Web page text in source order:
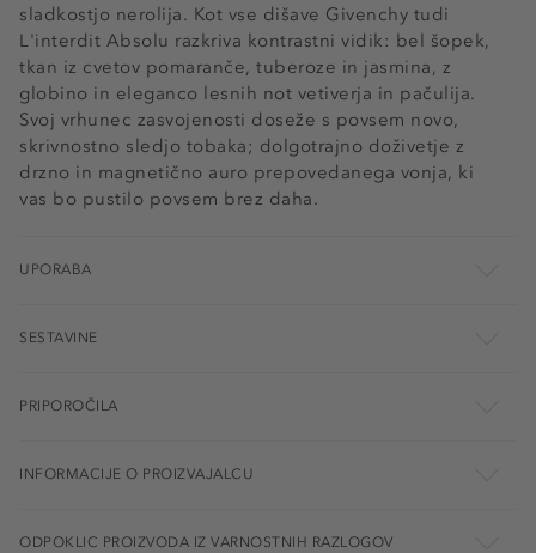
sladkostjo nerolija. Kot vse dišave Givenchy tudi
L'interdit Absolu razkriva kontrastni vidik: bel šopek,
tkan iz cvetov pomaranče, tuberoze in jasmina, z
globino in eleganco lesnih not vetiverja in pačulija.
Svoj vrhunec zasvojenosti doseže s povsem novo,
skrivnostno sledjo tobaka; dolgotrajno doživetje z
drzno in magnetično auro prepovedanega vonja, ki
vas bo pustilo povsem brez daha.
UPORABA
SESTAVINE
PRIPOROČILA
INFORMACIJE O PROIZVAJALCU
ODPOKLIC PROIZVODA IZ VARNOSTNIH RAZLOGOV